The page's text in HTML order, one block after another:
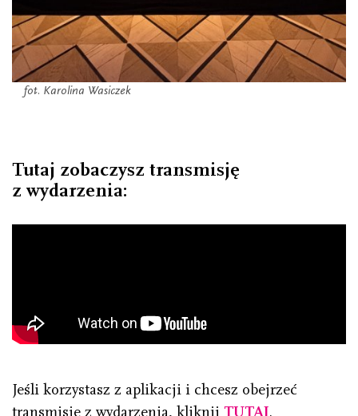
fot. Karolina Wasiczek
Tutaj zobaczysz transmisję
z wydarzenia:
Jeśli korzystasz z aplikacji i chcesz obejrzeć
transmisję z wydarzenia, kliknij TUTAJ.